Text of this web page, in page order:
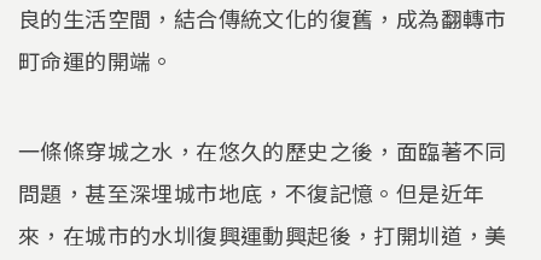
良的生活空間，結合傳統文化的復舊，成為翻轉市
町命運的開端。
一條條穿城之水，在悠久的歷史之後，面臨著不同
問題，甚至深埋城市地底，不復記憶。但是近年
來，在城市的水圳復興運動興起後，打開圳道，美